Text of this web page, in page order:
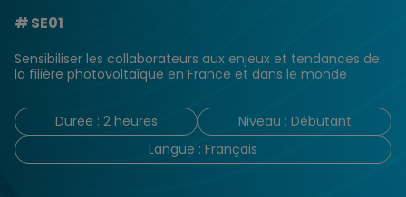
SE01
Sensibiliser les collaborateurs aux enjeux et tendances de
la filière photovoltaïque en France et dans le monde
Durée : 2 heures
Niveau : Débutant
Langue : Français